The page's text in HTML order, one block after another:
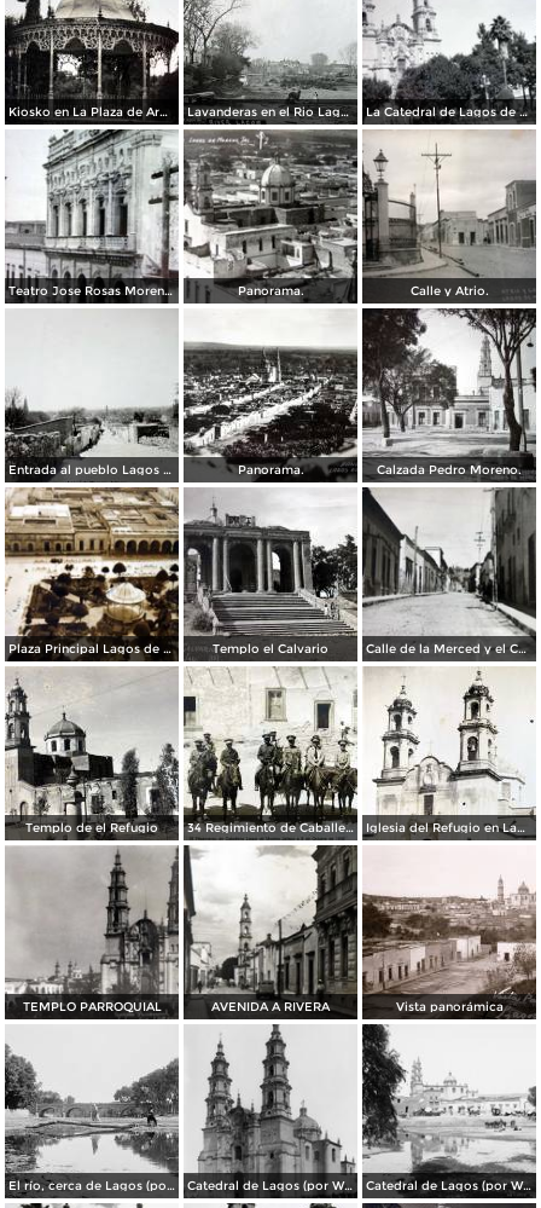
Kiosko en La Plaza de Armas. Lavanderas en el Rio Lagos por Fotógrafo Winfield Scott. La Catedral de Lagos de Moreno, Jalisco .
Teatro Jose Rosas Moreno Lagos de Moreno Jalisco. ( Circulada el 27 de Julio de 1957 ). Panorama. Calle y Atrio.
Entrada al pueblo Lagos de Moreno, Jalisco. Panorama. Calzada Pedro Moreno.
Plaza Principal Lagos de Moreno Jalisco Templo el Calvario Calle de la Merced y el Calvario
Templo de el Refugio 34 Regimiento de Caballeria Lagos de Moreno Jalisco a 8 de Octubre de 1938 Iglesia del Refugio en Lagos de Moreno Jalisco
TEMPLO PARROQUIAL AVENIDA A RIVERA Vista panorámica
El río, cerca de Lagos (por William Henry Jackson, c. 1888) Catedral de Lagos (por William Henry Jackson, c. 1905) Catedral de Lagos (por William Henry Jackson, c. 1888)